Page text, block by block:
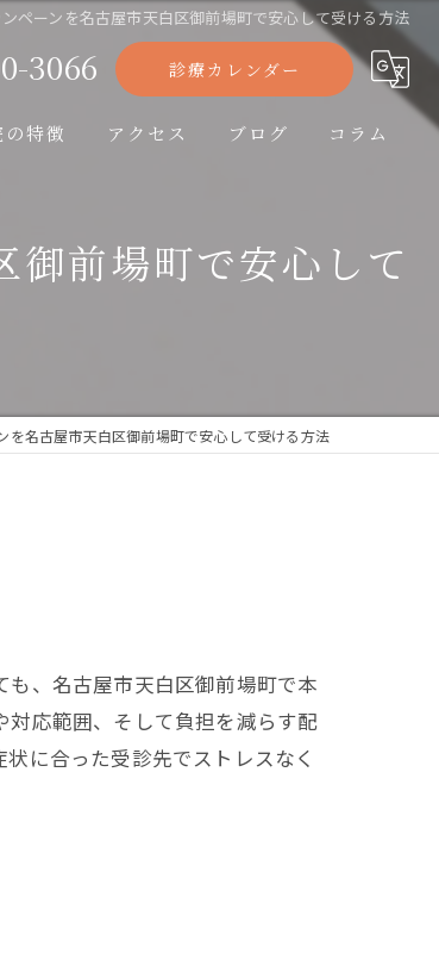
ペーンを名古屋市天白区御前場町で安心して受ける方法
3066 診療カレンダー
の特徴
メラ
ギー
アクセス ブログ コラム
前場町で安心して
を名古屋市天白区御前場町で安心して受ける方法
、名古屋市天白区御前場町で本
応範囲、そして負担を減らす配
に合った受診先でストレスなく